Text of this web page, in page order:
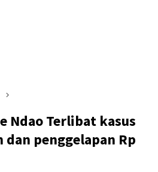
Ndao Terlibat kasus
dan penggelapan Rp